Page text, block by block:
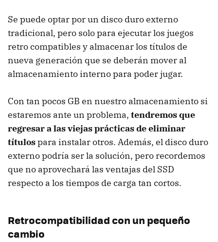
Se puede optar por un disco duro externo
tradicional, pero solo para ejecutar los juegos
retro compatibles y almacenar los títulos de
nueva generación que se deberán mover al
almacenamiento interno para poder jugar.
Con tan pocos GB en nuestro almacenamiento si
estaremos ante un problema, tendremos que
regresar a las viejas prácticas de eliminar
títulospara instalar otros. Además, el disco duro
externo podría ser la solución, pero recordemos
que no aprovechará las ventajas del SSD
respecto a los tiempos de carga tan cortos.
Retrocompatibilidad con un pequeño
cambio